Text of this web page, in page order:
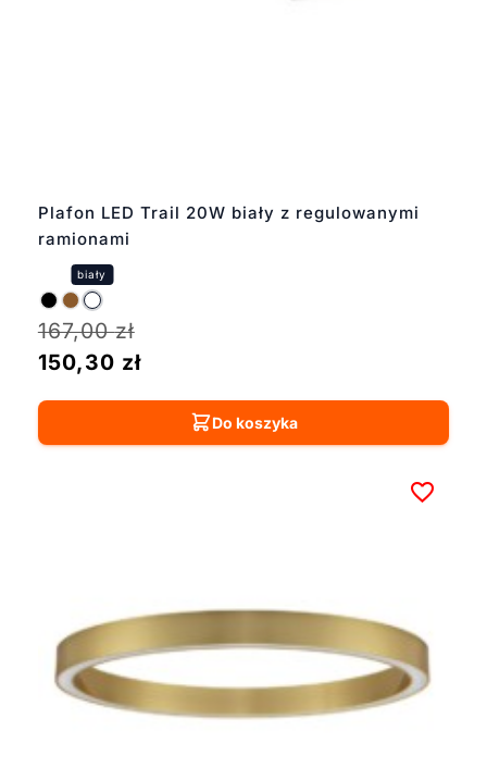
Plafon LED Trail 20W biały z regulowanymi
ramionami
167,00zł
150,30 zł
Do koszyka